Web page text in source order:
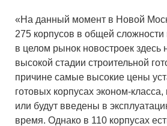
«На данный момент в Новой
275 корпусов в общей сложности
в целом рынок новостроек здесь
высокой стадии строительной
причине самые высокие цены
готовых корпусах эконом-
или будут введены в
время. Однако в 110 корпусах